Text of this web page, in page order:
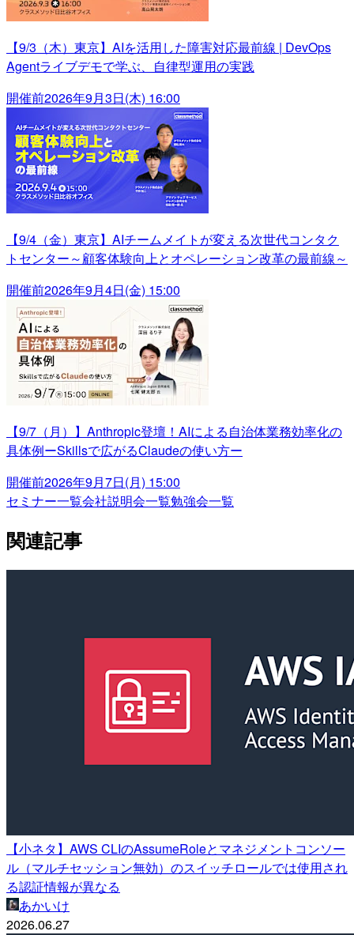
【9/3（木）東京】AIを活用した障害対応最前線 | DevOps
Agentライブデモで学ぶ、自律型運用の実践
開催前2026年9月3日(木) 16:00
【9/4（金）東京】AIチームメイトが変える次世代コンタク
トセンター～顧客体験向上とオペレーション改革の最前線～
開催前2026年9月4日(金) 15:00
【9/7（月）】Anthropic登壇！AIによる自治体業務効率化の
具体例ーSkillsで広がるClaudeの使い方ー
開催前2026年9月7日(月) 15:00
セミナー一覧会社説明会一覧勉強会一覧
関連記事
【小ネタ】AWS CLIのAssumeRoleとマネジメントコンソー
ル（マルチセッション無効）のスイッチロールでは使用され
る認証情報が異なる
あかいけ
2026.06.27